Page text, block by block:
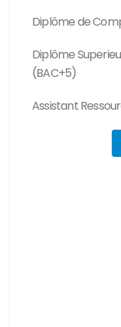
Diplôme de
Diplôme
(BAC+5)
Assistant